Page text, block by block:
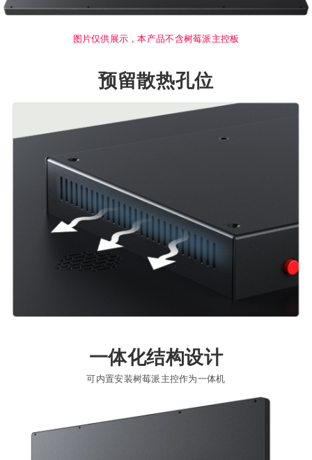
图片仅供展示，本产品不含树莓派主控板
预留散热孔位
一体化结构设计
可内置安装树莓派主控作为一体机